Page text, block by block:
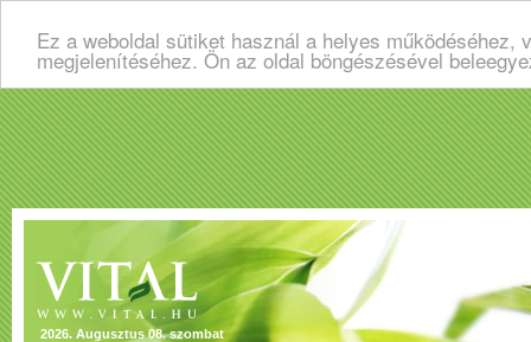
Ez a weboldal sütiket használ a helyes
megjelenítéséhez. Ön az oldal böngészésével
2026. Augusztus 08. szombat